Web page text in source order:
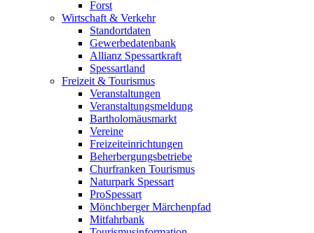
Forst
Wirtschaft & Verkehr
Standortdaten
Gewerbedatenbank
Allianz Spessartkraft
Spessartland
Freizeit & Tourismus
Veranstaltungen
Veranstaltungsmeldung
Bartholomäusmarkt
Vereine
Freizeiteinrichtungen
Beherbergungsbetriebe
Churfranken Tourismus
Naturpark Spessart
ProSpessart
Mönchberger Märchenpfad
Mitfahrbank